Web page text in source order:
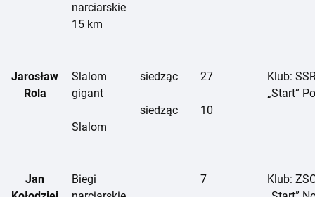
narciarskie
15 km
Jarosław
Rola
Slalom
gigant
Slalom
siedząc
siedząc
27
10
Klub:
„Start”
Jan
Biegi
7
Klub: